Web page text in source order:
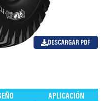
DESCARGAR PDF
APLICACIÓN